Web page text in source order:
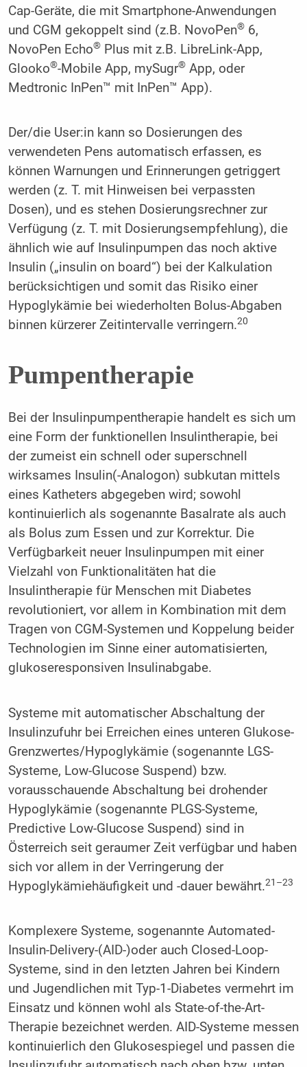
Cap-Geräte, die mit Smartphone-Anwendungen
und CGM gekoppelt sind (z.B. NovoPen®6,
NovoPen Echo®Plus mit z.B. LibreLink-App,
Glooko®-Mobile App, mySugr®App, oder
Medtronic InPen™ mit InPen™ App).
Der/die User:in kann so Dosierungen des
verwendeten Pens automatisch erfassen, es
können Warnungen und Erinnerungen getriggert
werden (z. T. mit Hinweisen bei verpassten
Dosen), und es stehen Dosierungsrechner zur
Verfügung (z. T. mit Dosierungsempfehlung), die
ähnlich wie auf Insulinpumpen das noch aktive
Insulin („insulin on board“) bei der Kalkulation
berücksichtigen und somit das Risiko einer
Hypoglykämie bei wiederholten Bolus-Abgaben
binnen kürzerer Zeitintervalle verringern.20
Pumpentherapie
Bei der Insulinpumpentherapie handelt es sich um
eine Form der funktionellen Insulintherapie, bei
der zumeist ein schnell oder superschnell
wirksames Insulin(-Analogon) subkutan mittels
eines Katheters abgegeben wird; sowohl
kontinuierlich als sogenannte Basalrate als auch
als Bolus zum Essen und zur Korrektur. Die
Verfügbarkeit neuer Insulinpumpen mit einer
Vielzahl von Funktionalitäten hat die
Insulintherapie für Menschen mit Diabetes
revolutioniert, vor allem in Kombination mit dem
Tragen von CGM-Systemen und Koppelung beider
Technologien im Sinne einer automatisierten,
glukoseresponsiven Insulinabgabe.
Systeme mit automatischer Abschaltung der
Insulinzufuhr bei Erreichen eines unteren Glukose-
Grenzwertes/Hypoglykämie (sogenannte LGS-
Systeme, Low-Glucose Suspend) bzw.
vorausschauende Abschaltung bei drohender
Hypoglykämie (sogenannte PLGS-Systeme,
Predictive Low-Glucose Suspend) sind in
Österreich seit geraumer Zeit verfügbar und haben
sich vor allem in der Verringerung der
Hypoglykämiehäufigkeit und -dauer bewährt.21–23
Komplexere Systeme, sogenannte Automated-
Insulin-Delivery-(AID-)oder auch Closed-Loop-
Systeme, sind in den letzten Jahren bei Kindern
und Jugendlichen mit Typ-1-Diabetes vermehrt im
Einsatz und können wohl als State-of-the-Art-
Therapie bezeichnet werden. AID-Systeme messen
kontinuierlich den Glukosespiegel und passen die